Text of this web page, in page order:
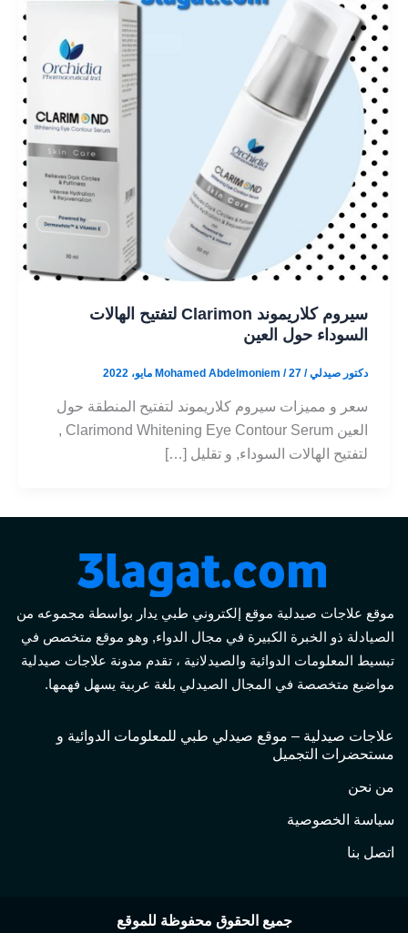
سيروم ﻛﻼرﯾﻤﻮﻧﺪ Clarimon لتفتيح الهالات
السوداء حول العين
دكتور صيدلي / Mohamed Abdelmoniem /27 مايو، 2022
سعر و مميزات سيروم ﻛﻼرﯾﻤﻮﻧﺪ لتفتيح المنطقة حول
العين Clarimond Whitening Eye Contour Serum ,
لتفتيح الهالات السوداء, و تقليل […]
موقع علاجات صيدلية موقع إلكتروني طبي يدار بواسطة مجموعه من
الصيادلة ذو الخبرة الكبيرة في مجال الدواء, وهو موقع متخصص في
تبسيط المعلومات الدوائية والصيدلانية ، تقدم مدونة علاجات صيدلية
مواضيع متخصصة في المجال الصيدلي بلغة عربية يسهل فهمها.
علاجات صيدلية – موقع صيدلي طبي للمعلومات الدوائية و
مستحضرات التجميل
من نحن
سياسة الخصوصية
اتصل بنا
جميع الحقوق محفوظة للموقع